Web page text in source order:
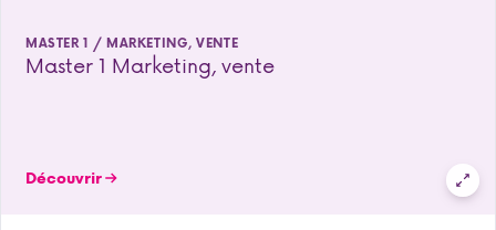
MASTER 1 / MARKETING, VENTE
Master 1 Marketing, vente
Découvrir